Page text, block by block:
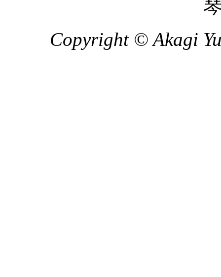
Copyright © Akagi